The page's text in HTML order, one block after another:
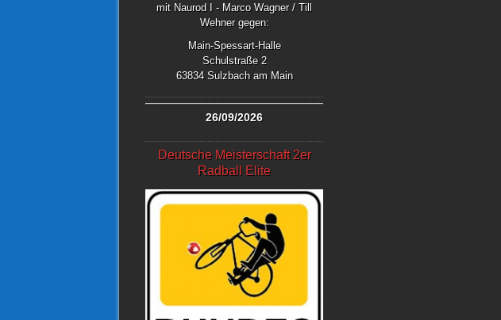
mit Naurod I - Marco Wagner / Till
Wehner gegen:
Main-Spessart-Halle
Schulstraße 2
63834 Sulzbach am Main
26/09/2026
Deutsche Meisterschaft 2er
Radball Elite